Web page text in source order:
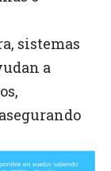
sistemas
a